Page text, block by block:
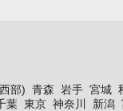
部) 青森 岩手 宮城
葉 東京 神奈川 新潟